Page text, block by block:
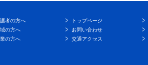
者の方へ
の方へ
の方へ
トップページ
お問い合わせ
交通アクセス